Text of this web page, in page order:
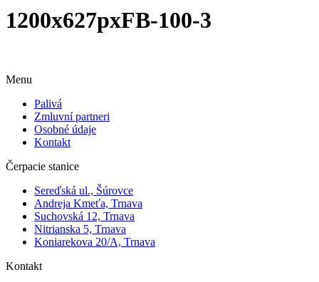
1200x627pxFB-100-3
Menu
Palivá
Zmluvní partneri
Osobné údaje
Kontakt
Čerpacie stanice
Sereďská ul., Šúrovce
Andreja Kmeťa, Trnava
Suchovská 12, Trnava
Nitrianska 5, Trnava
Koniarekova 20/A, Trnava
Kontakt